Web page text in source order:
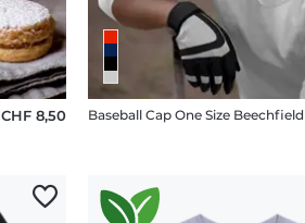
CHF 8,50 Baseball Cap One Size Beechfield